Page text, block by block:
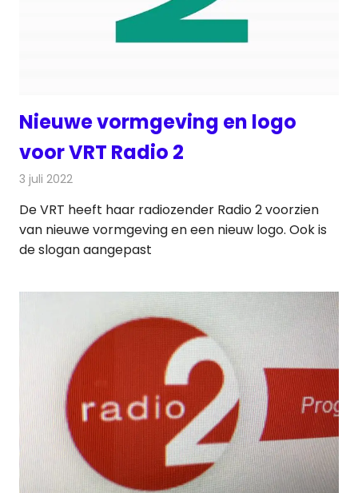
Nieuwe vormgeving en logo
voor VRT Radio 2
3 juli 2022
De VRT heeft haar radiozender Radio 2 voorzien
van nieuwe vormgeving en een nieuw logo. Ook is
de slogan aangepast